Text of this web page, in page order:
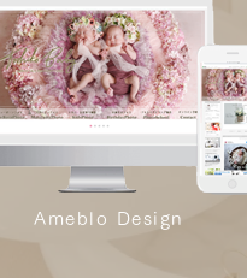
Ameblo Design